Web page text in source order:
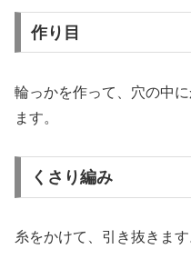
作り目
輪っかを作って、穴の中
ます。
くさり編み
糸をかけて、引き抜きます